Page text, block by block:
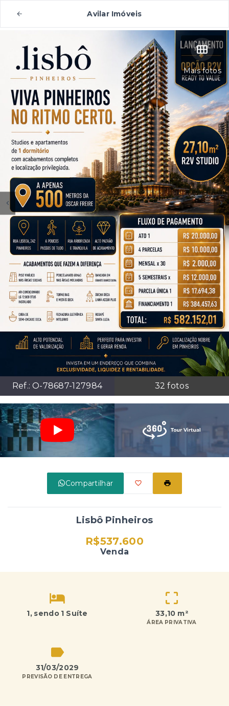
Avilar Imóveis
Mais fotos
Ref.: O-78687-127984 32 fotos
Compartilhar
Lisbô Pinheiros
R$537.600
Venda
1, sendo 1 Suíte 33,10 m²
ÁREA PRIVATIVA
31/03/2029
PREVISÃO DE ENTREGA